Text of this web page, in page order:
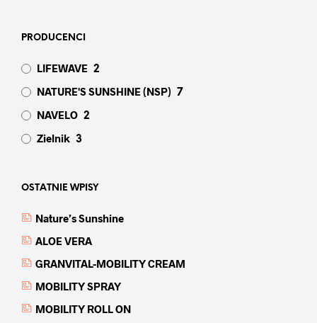
PRODUCENCI
LIFEWAVE 2
NATURE'S SUNSHINE (NSP) 7
NAVELO 2
Zielnik 3
OSTATNIE WPISY
Nature’s Sunshine
ALOE VERA
GRANVITAL-MOBILITY CREAM
MOBILITY SPRAY
MOBILITY ROLL ON